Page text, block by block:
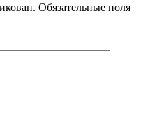
Обязательные поля